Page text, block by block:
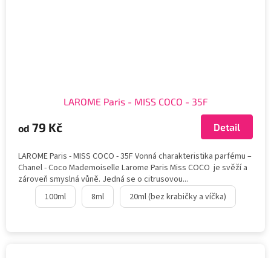
LAROME Paris - MISS COCO - 35F
od 79 Kč Detail
LAROME Paris - MISS COCO - 35F Vonná charakteristika parfému –
Chanel - Coco Mademoiselle Larome Paris Miss COCO je svěží a
zároveň smyslná vůně. Jedná se o citrusovou...
100ml
8ml 20ml (bez krabičky a víčka)